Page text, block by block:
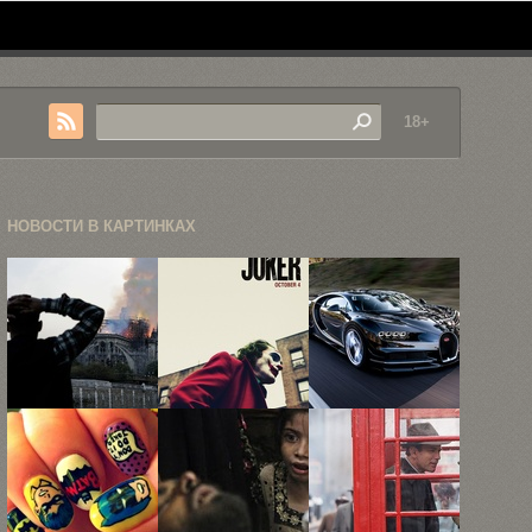
18+
НОВОСТИ В КАРТИНКАХ
Пожар в
соборе Нотр-
Дам-де-Пари
в ...
«Джокер»,
«Ирландец»
и «Однажды
в ...
Невероятный
Bugatti
Chiron за
€2,4 ...